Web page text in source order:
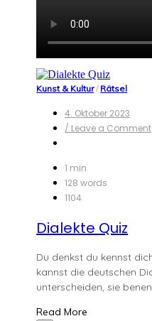
Kunst & Kultur/ Rätsel
4. Oktober 2023
/ Leave a Comment
1 min
128 words
1104
Dialekte Quiz
Du denkst du kennst
kannst die deutschen
unterscheiden, sie
Read More